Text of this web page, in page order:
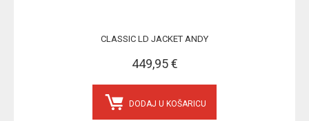
CLASSIC LD JACKET ANDY
449,95 €
DODAJ U KOŠARICU